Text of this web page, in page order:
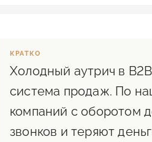
КРАТКО
Холодный аутрич в
система продаж. По
компаний с оборотом
звонков и теряют